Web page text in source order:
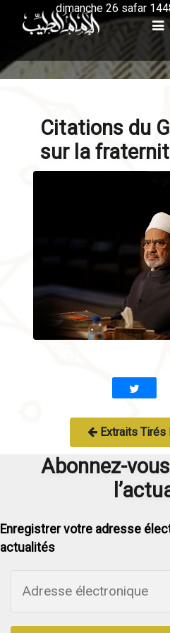
dimanche 26 safar
Citations du
sur la
Extraits Tirés
Abonnez-
Enregistrer votre adresse
actualités